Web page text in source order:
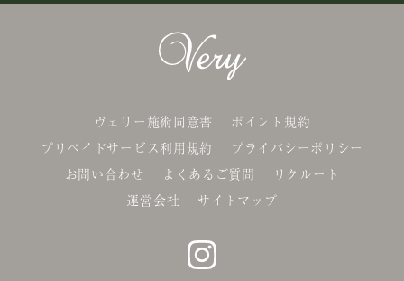
ヴェリー施術同意書
ポイント規約
プリペイドサービス利用規約
プライバシーポリシー
お問い合わせ
よくあるご質問
リクルート
運営会社
サイトマップ